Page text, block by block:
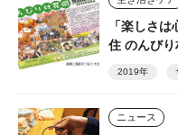
「楽しさ
住 のんびり
2019年
ニュース